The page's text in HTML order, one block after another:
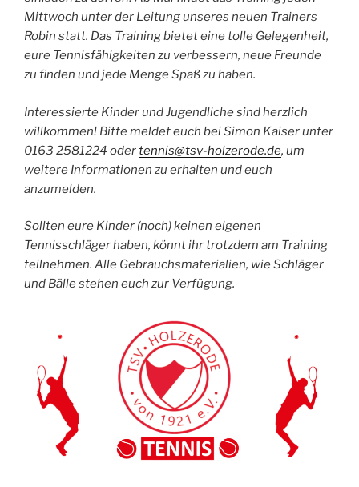
Mittwoch unter der Leitung unseres neuen Trainers
Robin statt. Das Training bietet eine tolle Gelegenheit,
eure Tennisfähigkeiten zu verbessern, neue Freunde
zu finden und jede Menge Spaß zu haben.
Interessierte Kinder und Jugendliche sind herzlich
willkommen! Bitte meldet euch bei Simon Kaiser unter
0163 2581224 odertennis@tsv-holzerode.de, um
weitere Informationen zu erhalten und euch
anzumelden.
Sollten eure Kinder (noch) keinen eigenen
Tennisschläger haben, könnt ihr trotzdem am Training
teilnehmen. Alle Gebrauchsmaterialien, wie Schläger
und Bälle stehen euch zur Verfügung.